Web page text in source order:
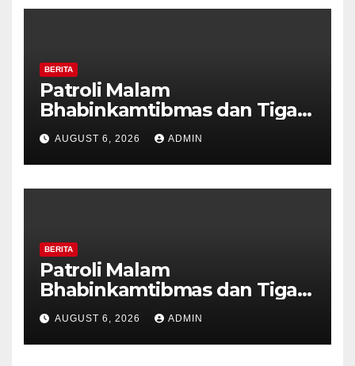
BERITA
Patroli Malam
Bhabinkamtibmas dan Tiga
Pilar Kelurahan Ungaran
Perkuat Kamtibmas, Warga
Diajak Aktifkan Ronda
AUGUST 6, 2026 ADMIN
BERITA
Patroli Malam
Bhabinkamtibmas dan Tiga
Pilar Kelurahan Ungaran
Perkuat Kamtibmas, Warga
Diajak Aktifkan Ronda
AUGUST 6, 2026 ADMIN